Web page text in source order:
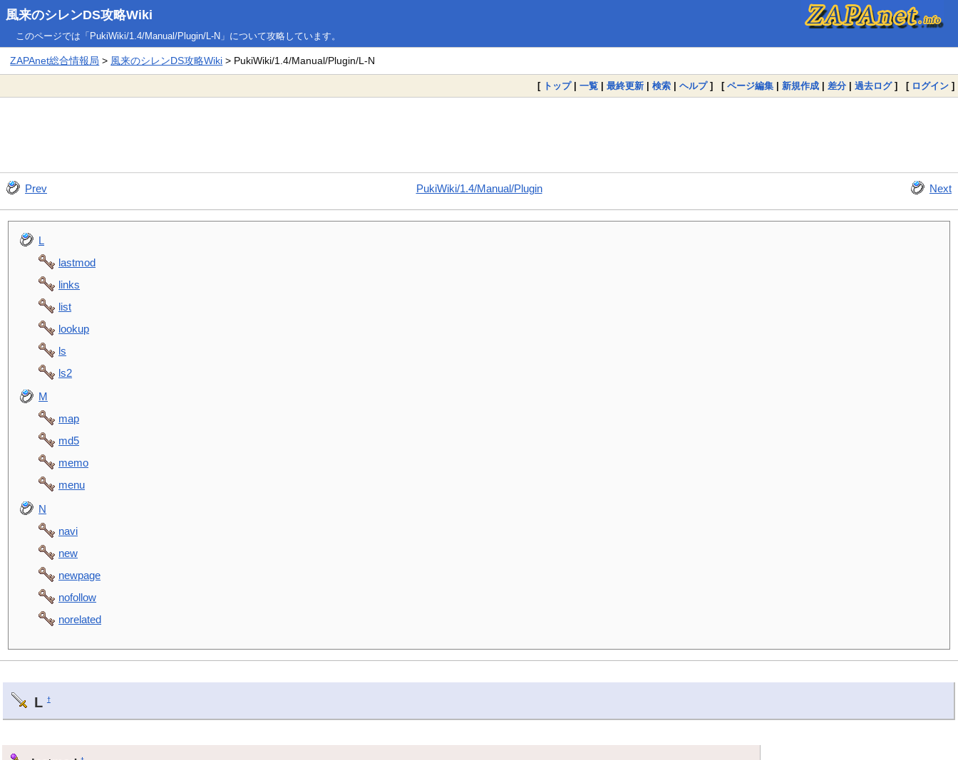
風来のシレンDS攻略Wiki
このページでは「PukiWiki/1.4/Manual/Plugin/L-N」について攻略しています。
ZAPAnet総合情報局 > 風来のシレンDS攻略Wiki > PukiWiki/1.4/Manual/Plugin/L-N
[ トップ| 一覧 | 最終更新 | 検索 | ヘルプ] [ ページ編集 | 新規作成 | 差分 | 過去ログ] [ ログイン ]
Prev Next
PukiWiki/1.4/Manual/Plugin
L
lastmod
links
list
lookup
ls
ls2
M
map
md5
memo
menu
N
navi
new
newpage
nofollow
norelated
L †